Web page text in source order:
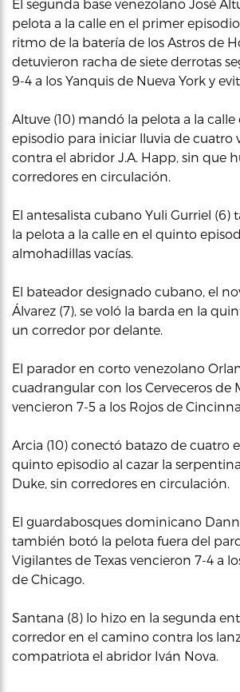
El segunda base venezolano José
pelota a la calle en el primer
ritmo de la batería de los Astros de
detuvieron racha de siete derrotas
9-4 a los Yanquis de Nueva York y
Altuve (10) mandó la pelota a la
episodio para iniciar lluvia de cuatro
contra el abridor J.A. Happ, sin que
corredores en circulación.
El antesalista cubano Yuli Gurriel
la pelota a la calle en el quinto
almohadillas vacías.
El bateador designado cubano, el
Álvarez (7), se voló la barda en la
un corredor por delante.
El parador en corto venezolano
cuadrangular con los Cerveceros de
vencieron 7-5 a los Rojos de
Arcia (10) conectó batazo de cuatro
quinto episodio al cazar la
Duke, sin corredores en circulación.
El guardabosques dominicano
también botó la pelota fuera del
Vigilantes de Texas vencieron 7-4 a
de Chicago.
Santana (8) lo hizo en la segunda
corredor en el camino contra los
compatriota el abridor Iván Nova.